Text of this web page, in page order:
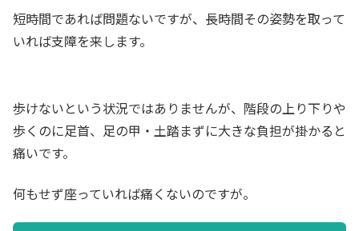
短時間であれば問題ないですが、長時間その姿勢を取って
いれば支障を来します。
歩けないという状況ではありませんが、階段の上り下りや
歩くのに足首、足の甲・土踏まずに大きな負担が掛かると
痛いです。
何もせず座っていれば痛くないのですが。